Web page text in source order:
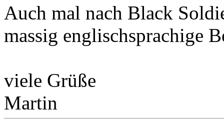
Auch mal nach Black
massig englischsprachige
viele Grüße
Martin